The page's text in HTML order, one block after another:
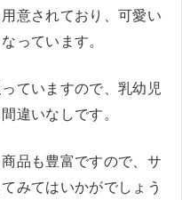
意されており、可愛い
っています。
ていますので、乳幼児
違いなしです。
品も豊富ですので、サ
みてはいかがでしょう